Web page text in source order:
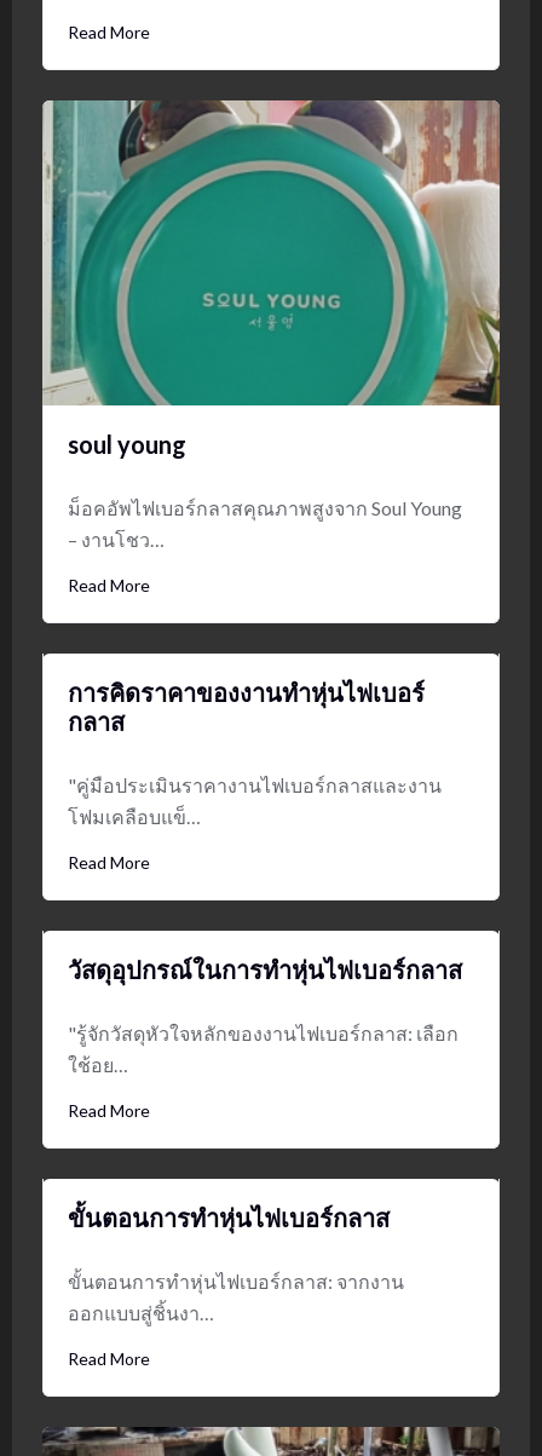
Read More
soul young
ม็อคอัพไฟเบอร์กลาสคุณภาพสูงจาก Soul Young
– งานโชว…
Read More
การคิดราคาของงานทำหุ่นไฟเบอร์
กลาส
"คู่มือประเมินราคางานไฟเบอร์กลาสและงาน
โฟมเคลือบแข็…
Read More
วัสดุอุปกรณ์ในการทำหุ่นไฟเบอร์กลาส
"รู้จักวัสดุหัวใจหลักของงานไฟเบอร์กลาส: เลือก
ใช้อย…
Read More
ขั้นตอนการทำหุ่นไฟเบอร์กลาส
ขั้นตอนการทำหุ่นไฟเบอร์กลาส: จากงาน
ออกแบบสู่ชิ้นงา…
Read More